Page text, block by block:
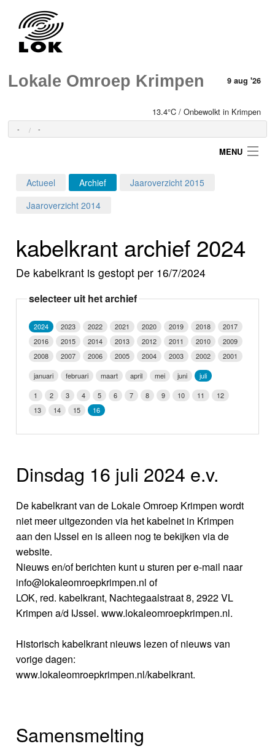
Lokale Omroep Krimpen 9 aug '26
13.4°C / Onbewolkt in Krimpen
- -
MENU
Programma's
Video
Webcam
Info
Actueel Archief
Jaaroverzicht 2015
Jaaroverzicht 2014
kabelkrant archief 2024
De kabelkrant is gestopt per 16/7/2024
selecteer uit het archief
2024 2023 2022 2021 2020 2019 2018
2017
2016
2015 2014 2013 2012 2011 2010
2009
2008
2007 2006 2005 2004 2003 2002
2001
januari
februari maart april mei juni
juli
1
2 3 4 5 6 7 8 9 10 11
12
13
14 15 16
Dinsdag 16 juli 2024 e.v.
De kabelkrant van de Lokale Omroep Krimpen wordt
niet meer uitgezonden via het kabelnet in Krimpen
aan den IJssel en is alleen nog te bekijken via de
website.
Nieuws en/of berichten kunt u sturen per e-mail naar
info@lokaleomroepkrimpen.nl of
LOK, red. kabelkrant, Nachtegaalstraat 8, 2922 VL
Krimpen a/d IJssel. www.lokaleomroepkrimpen.nl.
Historisch kabelkrant nieuws lezen of nieuws van
vorige dagen:
www.lokaleomroepkrimpen.nl/kabelkrant.
Samensmelting